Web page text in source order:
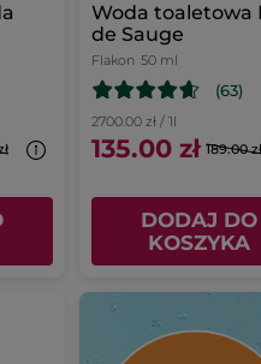
Woda toaletowa
de Sauge
Flakon 50 ml
(63)
2700.00 zł / 1l
135.00 zł 189.00 zł
DODAJ DO
KOSZYKA